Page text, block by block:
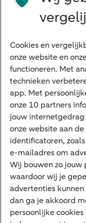
Diensten
VraagHugo
Corporate
Tikkie zakelijk
Cyber Veilig &
Private Banking
Interessant
Sectoren &
Valutacentrum
Cookies en
onze website en
functioneren. Met
technieken
app. Met
onze 10 partners
jouw
onze website aan
identificatoren,
e-mailadres om
Wij bouwen zo
waardoor wij je
advertenties
dan ga je akkoord
persoonlijke